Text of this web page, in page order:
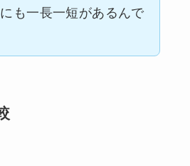
も一長一短があるんで